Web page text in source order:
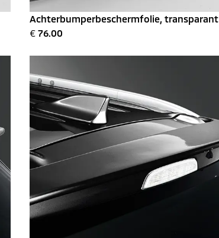
Achterbumperbeschermfolie, transparant
€ 76.00